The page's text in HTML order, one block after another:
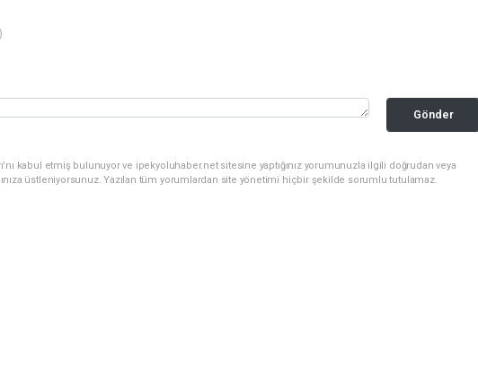
Gönder
kabul etmiş bulunuyor ve ipekyoluhaber.net sitesine yaptığınız yorumunuzla ilgili doğrudan veya
üstleniyorsunuz. Yazılan tüm yorumlardan site yönetimi hiçbir şekilde sorumlu tutulamaz.